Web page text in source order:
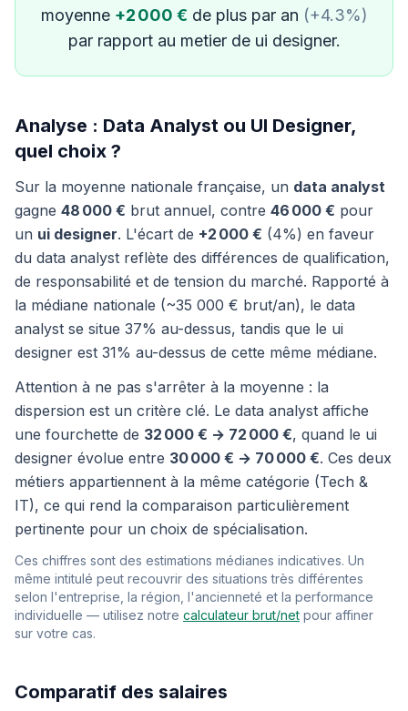
moyenne +2 000 € de plus par an (+4.3%)
par rapport au metier de ui designer.
Analyse : Data Analyst ou UI Designer,
quel choix ?
Sur la moyenne nationale française, un data analyst
gagne 48 000 € brut annuel, contre 46 000 € pour
un ui designer. L'écart de +2 000 € (4%) en faveur
du data analyst reflète des différences de qualification,
de responsabilité et de tension du marché. Rapporté à
la médiane nationale (~35 000 € brut/an), le data
analyst se situe 37% au-dessus, tandis que le ui
designer est 31% au-dessus de cette même médiane.
Attention à ne pas s'arrêter à la moyenne : la
dispersion est un critère clé. Le data analyst affiche
une fourchette de 32 000 € → 72 000 €, quand le ui
designer évolue entre 30 000 € → 70 000 €. Ces deux
métiers appartiennent à la même catégorie (Tech &
IT), ce qui rend la comparaison particulièrement
pertinente pour un choix de spécialisation.
Ces chiffres sont des estimations médianes indicatives. Un
même intitulé peut recouvrir des situations très différentes
selon l'entreprise, la région, l'ancienneté et la performance
individuelle — utilisez notre calculateur brut/net pour affiner
sur votre cas.
Comparatif des salaires